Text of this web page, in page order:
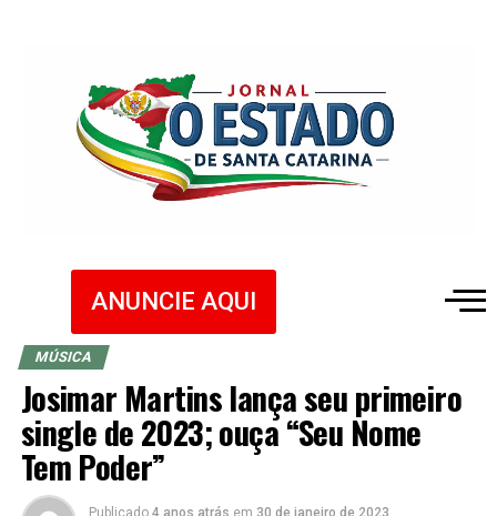
ANUNCIE AQUI
MÚSICA
Josimar Martins lança seu primeiro
single de 2023; ouça “Seu Nome
Tem Poder”
Publicado 4 anos atrás em 30 de janeiro de 2023